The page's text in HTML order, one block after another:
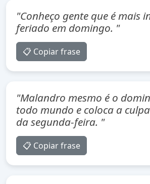
"Conheço gente que é mais
feriado em domingo. "
📋 Copiar frase
"Malandro mesmo é o
todo mundo e coloca a
da segunda-feira. "
📋 Copiar frase